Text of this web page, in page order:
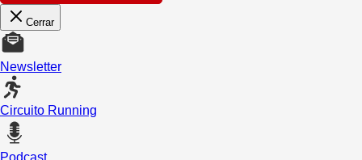
Cerrar
Newsletter
Circuito Running